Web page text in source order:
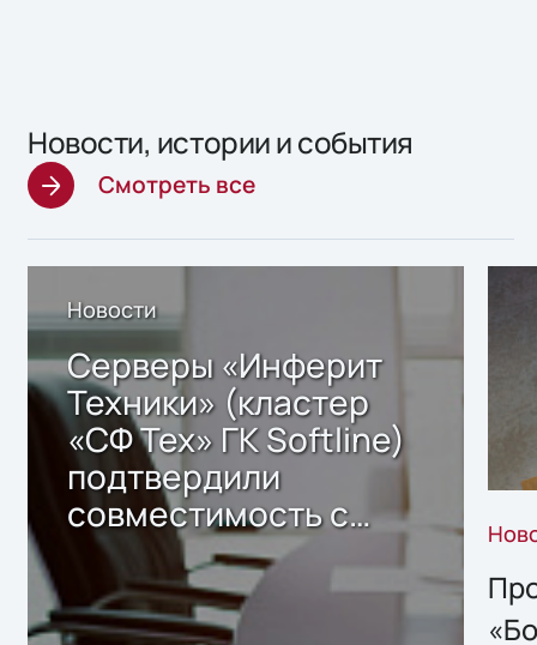
Новости, истории и события
Смотреть все
Новости
Серверы «Инферит
Техники» (кластер
«СФ Тех» ГК Softline)
подтвердили
совместимость с
решением Sharx
Storage 2.x для
хранения данных